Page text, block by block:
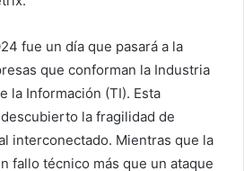
fue un día que pasará a la
que conforman la Industria
la Información (TI). Esta
la fragilidad de
interconectado. Mientras que la
fallo técnico más que un ataque